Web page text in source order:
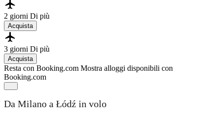
2 giorni Di più
Acquista
3 giorni Di più
Acquista
Resta con Booking.com Mostra alloggi disponibili con
Booking.com
Da Milano a Łódź in volo